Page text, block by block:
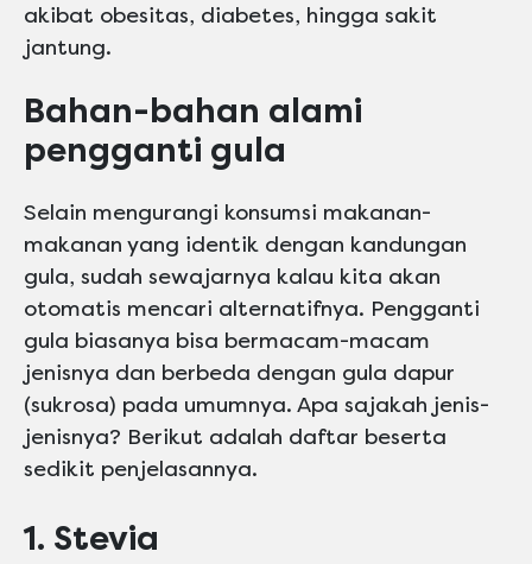
akibat obesitas, diabetes, hingga sakit
jantung.
Bahan-bahan alami
pengganti gula
Selain mengurangi konsumsi makanan-
makanan yang identik dengan kandungan
gula, sudah sewajarnya kalau kita akan
otomatis mencari alternatifnya. Pengganti
gula biasanya bisa bermacam-macam
jenisnya dan berbeda dengan gula dapur
(sukrosa) pada umumnya. Apa sajakah jenis-
jenisnya? Berikut adalah daftar beserta
sedikit penjelasannya.
1. Stevia